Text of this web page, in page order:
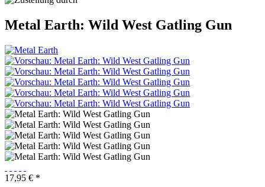
Metal Earth: Wild West Gatling Gun
17,95 € *